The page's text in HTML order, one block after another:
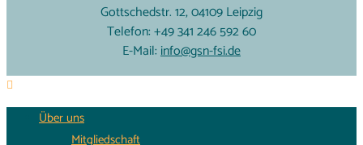
Gottschedstr. 12, 04109 Leipzig
Telefon: +49 341 246 592 60
E-Mail:info@gsn-fsi.de
Über uns
Mitgliedschaft